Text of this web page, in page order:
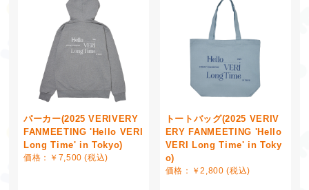
パーカー(2025 VERIVERY
FANMEETING 'Hello VERI
Long Time' in Tokyo)
価格：￥7,500 (税込)
トートバッグ(2025 VERIV
ERY FANMEETING 'Hello
VERI Long Time' in Toky
o)
価格：￥2,800 (税込)